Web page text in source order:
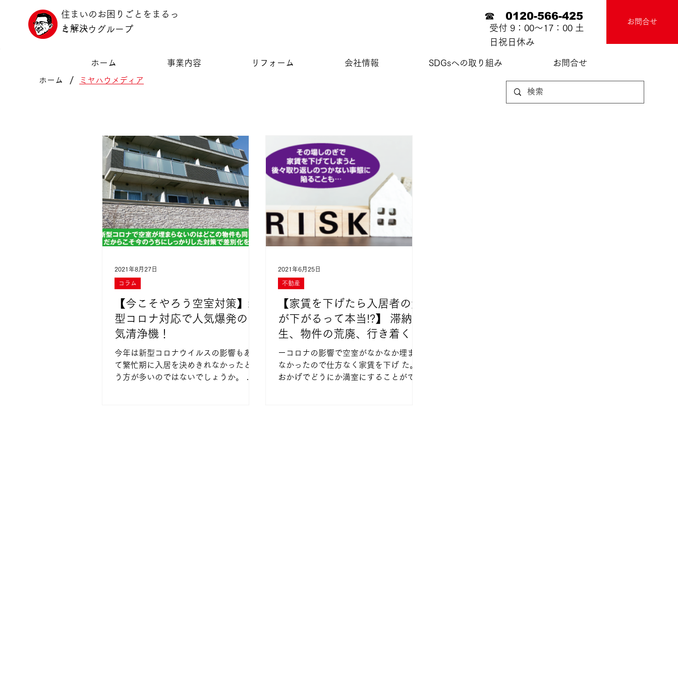
ミヤハウグループ
住まいのお困りごとをまるっ
と解決
☎ 0120-566-425
受付 9：00～17：00 土
日祝日休み
お問合せ
ホーム 事業内容 リフォーム 会社情報 SDGsへの取り組み お問合せ
ホーム / ミヤハウメディア
【今こそやろう空室対策】新
型コロナ対応で人気爆発の空
気清浄機！
今年は新型コロナウイルスの影響もあっ
て繁忙期に入居を決めきれなかったとい
う方が多いのではないでしょうか。 混
コラム
2021年8月27日
【家賃を下げたら入居者の質
が下がるって本当!?】 滞納発
生、物件の荒廃、行き着く先
は経営破綻…
ーコロナの影響で空室がなかなか埋まら
なかったので仕方なく家賃を下げ た。
おかげでどうにか満室にすることができ
不動産
2021年6月25日